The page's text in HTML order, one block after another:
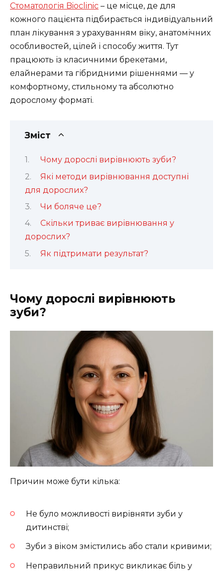
Стоматологія Bioclinic – це місце, де для
кожного пацієнта підбирається індивідуальний
план лікування з урахуванням віку, анатомічних
особливостей, цілей і способу життя. Тут
працюють із класичними брекетами,
елайнерами та гібридними рішеннями — у
комфортному, стильному та абсолютно
дорослому форматі.
Зміст
Чому дорослі вирівнюють зуби?
Які методи вирівнювання доступні
для дорослих?
Чи боляче це?
Скільки триває вирівнювання у
дорослих?
Як підтримати результат?
Чому дорослі вирівнюють
зуби?
Причин може бути кілька:
Не було можливості вирівняти зуби у
дитинстві;
Зуби з віком змістились або стали кривими;
Неправильний прикус викликає біль у